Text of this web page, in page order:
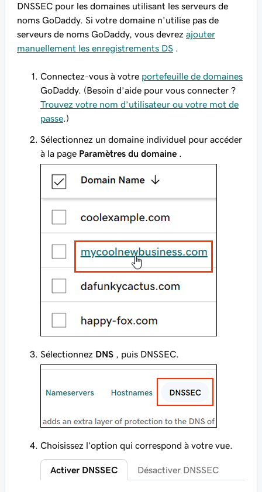
DNSSEC pour les domaines utilisant les serveurs de
noms GoDaddy. Si votre domaine n'utilise pas de
serveurs de noms GoDaddy, vous devrez ajouter
manuellement les enregistrements DS
Connectez-vous à votre portefeuille de domaines
GoDaddy. (Besoin d’aide pour vous connecter ?
Trouvez votre nom d’utilisateur ou votre mot de
passe .)
Sélectionnez un domaine individuel pour accéder
à la page Paramètres du domaine
Sélectionnez DNS , puis DNSSEC.
Choisissez l’option qui correspond à votre vue.
Activer DNSSEC Désactiver DNSSEC